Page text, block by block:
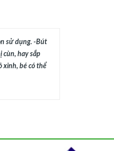
sử dụng. -Bút
cùn, hay sắp
xinh, bé có thể